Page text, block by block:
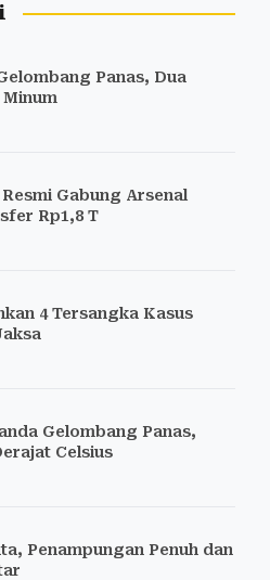
Panas, Dua
Gabung Arsenal
Rp1,8 T
4 Tersangka Kasus
Gelombang Panas,
Celsius
Penampungan Penuh dan